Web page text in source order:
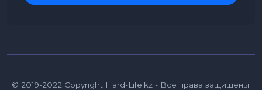
© 2019-2022 Copyright Hard-Life.kz - Все права защищены.